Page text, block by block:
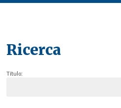
Ricerca
Título: